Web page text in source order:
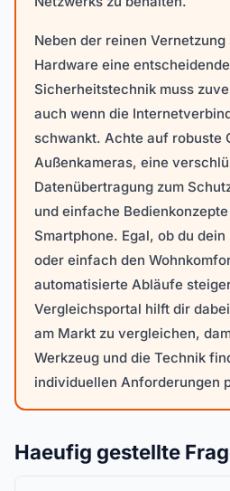
Neben der reinen
Hardware eine
Sicherheitstechnik muss
auch wenn die
schwankt. Achte auf robuste
Außenkameras, eine
Datenübertragung zum
und einfache
Smartphone. Egal, ob du
oder einfach den
automatisierte Abläufe
Vergleichsportal hilft dir
am Markt zu vergleichen,
Werkzeug und die Technik
individuellen Anforderungen
Haeufig gestellte